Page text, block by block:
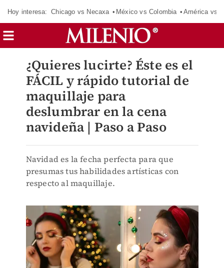
Hoy interesa: Chicago vs Necaxa México vs Colombia América vs
¿Quieres lucirte? Éste es el
FÁCIL y rápido tutorial de
maquillaje para
deslumbrar en la cena
navideña | Paso a Paso
Navidad es la fecha perfecta para que
presumas tus habilidades artísticas con
respecto al maquillaje.